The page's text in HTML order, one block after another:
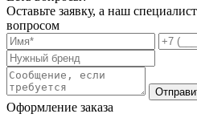
Оставьте заявку, а наш
вопросом
Оформление заказа